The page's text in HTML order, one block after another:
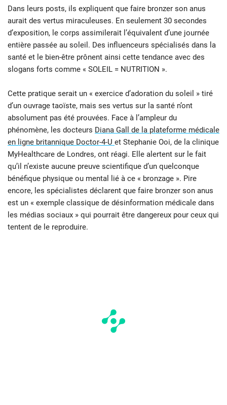
Dans leurs posts, ils expliquent que faire bronzer son anus
aurait des vertus miraculeuses. En seulement 30 secondes
d’exposition, le corps assimilerait l’équivalent d’une journée
entière passée au soleil. Des influenceurs spécialisés dans la
santé et le bien-être prônent ainsi cette tendance avec des
slogans forts comme « SOLEIL = NUTRITION ».
Cette pratique serait un « exercice d’adoration du soleil » tiré
d’un ouvrage taoïste, mais ses vertus sur la santé n’ont
absolument pas été prouvées. Face à l’ampleur du
phénomène, les docteurs Diana Gall de la plateforme médicale
en ligne britannique Doctor-4-U et Stephanie Ooi, de la clinique
MyHealthcare de Londres, ont réagi. Elle alertent sur le fait
qu’il n’existe aucune preuve scientifique d’un quelconque
bénéfique physique ou mental lié à ce « bronzage ». Pire
encore, les spécialistes déclarent que faire bronzer son anus
est un « exemple classique de désinformation médicale dans
les médias sociaux » qui pourrait être dangereux pour ceux qui
tentent de le reproduire.